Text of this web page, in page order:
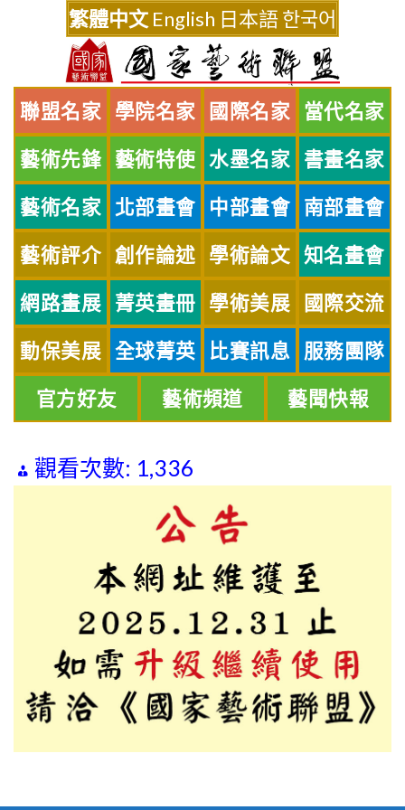
繁體中文 English 日本語한국어
聯盟名家 學院名家 國際名家 當代名家
藝術先鋒 藝術特使 水墨名家 書畫名家
藝術名家 北部畫會 中部畫會 南部畫會
藝術評介 創作論述 學術論文 知名畫會
網路畫展 菁英畫冊 學術美展 國際交流
動保美展 全球菁英 比賽訊息 服務團隊
官方好友 藝術頻道 藝聞快報
觀看次數: 1,336